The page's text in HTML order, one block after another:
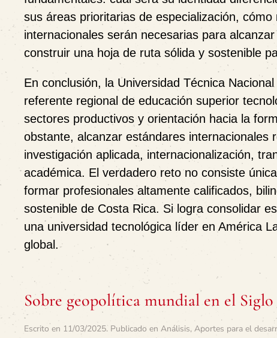
sus áreas prioritarias de especialización,
internacionales serán necesarias para
construir una hoja de ruta sólida y sostenible
En conclusión, la Universidad Técnica
referente regional de educación superior
sectores productivos y orientación hacia la
obstante, alcanzar estándares internacionales
investigación aplicada, internacionalización,
académica. El verdadero reto no consiste
formar profesionales altamente calificados,
sostenible de Costa Rica. Si logra consolidar
una universidad tecnológica líder en América
global.
Sobre geopolítica mundial en el
Escrito en 11/03/2025. Publicado en Análisis, Aportes para el